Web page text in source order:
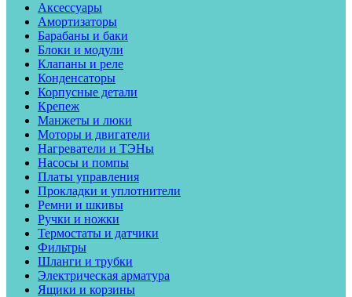
Аксессуары
Амортизаторы
Барабаны и баки
Блоки и модули
Клапаны и реле
Конденсаторы
Корпусные детали
Крепеж
Манжеты и люки
Моторы и двигатели
Нагреватели и ТЭНы
Насосы и помпы
Платы управления
Прокладки и уплотнители
Ремни и шкивы
Ручки и ножки
Термостаты и датчики
Фильтры
Шланги и трубки
Электрическая арматура
Ящики и корзины